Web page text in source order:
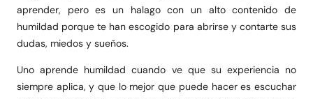
aprender, pero es un halago con un alto contenido de
humildad porque te han escogido para abrirse y contarte sus
dudas, miedos y sueños.
Uno aprende humildad cuando ve que su experiencia no
siempre aplica, y que lo mejor que puede hacer es escuchar